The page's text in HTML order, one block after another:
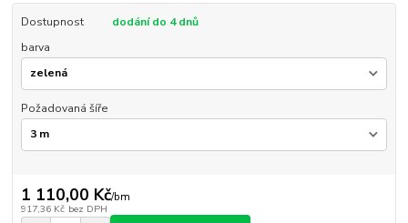
Dostupnost
dodání do 4 dnů
barva
Požadovaná šíře
1 110,00 Kč/bm
917,36 Kč bez DPH